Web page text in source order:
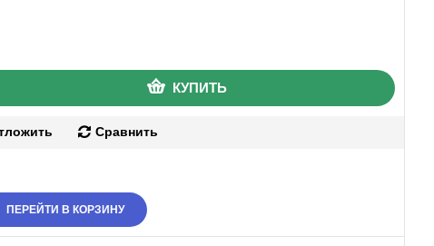
КУПИТЬ
Сравнить
ПЕРЕЙТИ В КОРЗИНУ